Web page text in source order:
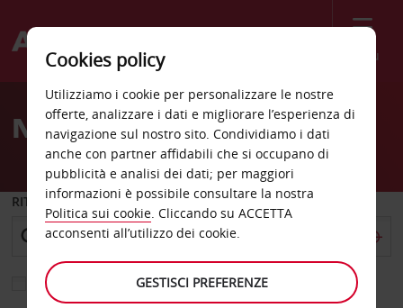
Menù
Welcome
AvisNoleggio auto Genthin
RITIRO DA
Scegli una località di riconsegna diversa
Cookies policy
Utilizziamo i cookie per personalizzare le nostre
offerte, analizzare i dati e migliorare l’esperienza di
navigazione sul nostro sito. Condividiamo i dati
anche con partner affidabili che si occupano di
pubblicità e analisi dei dati; per maggiori
informazioni è possibile consultare la nostra
Politica sui cookie. Cliccando su ACCETTA
acconsenti all’utilizzo dei cookie.
GESTISCI PREFERENZE